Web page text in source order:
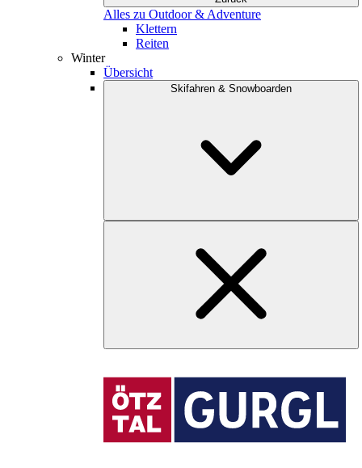
Alles zu Outdoor & Adventure
Klettern
Reiten
Winter
Übersicht
Skifahren & Snowboarden